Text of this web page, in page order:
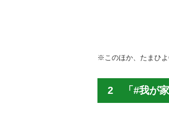
※このほか、たまひよ
2 「#我が家